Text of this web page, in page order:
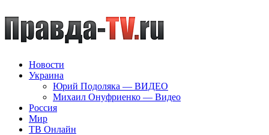
Новости
Украина
Юрий Подоляка — ВИДЕО
Михаил Онуфриенко — Видео
Россия
Мир
ТВ Онлайн